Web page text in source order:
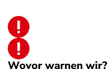
Wovor warnen wir?